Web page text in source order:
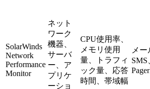
SolarWinds
Network
Performance
Monitor
ネット
ワーク
機器、
サーバ
ー、ア
プリケ
ーショ
CPU使用率、
メモリ使用
量、トラフィ
ック量、応答
時間、帯域幅
メー
SMS